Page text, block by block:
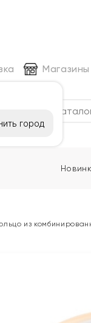
город
Магазины
из